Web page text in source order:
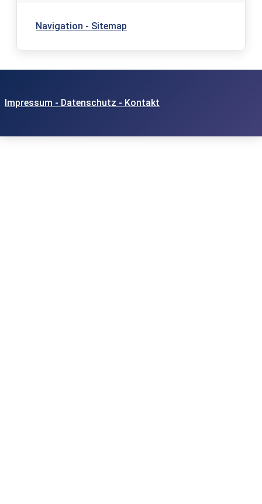
Navigation - Sitemap
Impressum - Datenschutz - Kontakt